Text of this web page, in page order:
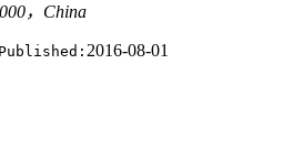
，China
Published: 2016-08-01